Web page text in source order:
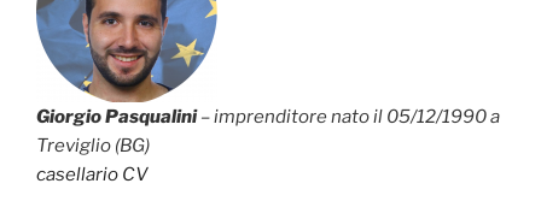
Giorgio Pasqualini– imprenditore nato il 05/12/1990 a
Treviglio (BG)
casellario CV